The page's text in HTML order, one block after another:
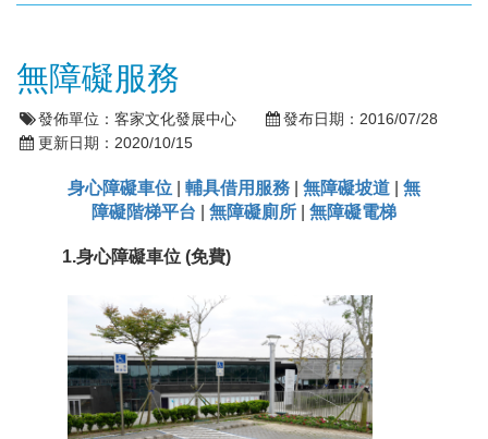
無障礙服務
發佈單位： 客家文化發展中心 發布日期： 2016/07/28
更新日期： 2020/10/15
身心障礙車位| 輔具借用服務| 無障礙坡道| 無
障礙階梯平台
無障礙廁所| 無障礙電梯
1.身心障礙車位 (免費)